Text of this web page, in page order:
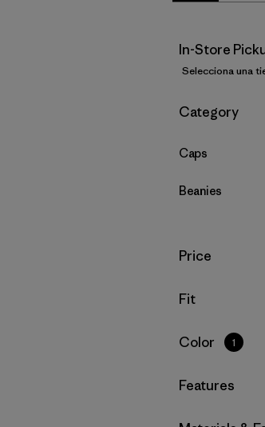
In-Store
Selecciona una
Filtrar por
Category
Caps
Beanies
Filtrar por
Price
Filtrar por
Fit
Filtrar por
Color 1
Filtrar por
Features